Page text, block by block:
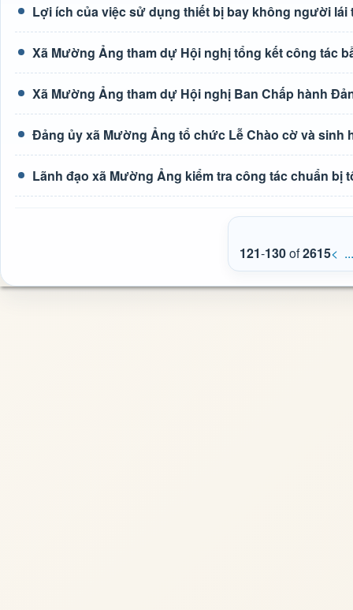
Lợi ích của việc sử dụng thiết bị bay không người
Xã Mường Ảng tham dự Hội nghị tổng kết công tác
Xã Mường Ảng tham dự Hội nghị Ban Chấp hành
Đảng ủy xã Mường Ảng tổ chức Lễ Chào cờ và sinh
Lãnh đạo xã Mường Ảng kiểm tra công tác chuẩn bị
121-130of2615< ...